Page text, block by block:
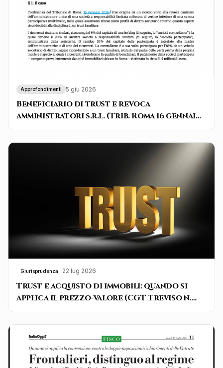
Approfondimenti 5 giu 2026
Beneficiario di trust e revoca
amministratori s.r.l. (Trib. Roma 16 gennaio
2026)
Giurisprudenza 22 lug 2026
Trust e acquisto di immobili: quando si
applica il prezzo-valore (CGT Treviso n.
288/2025)